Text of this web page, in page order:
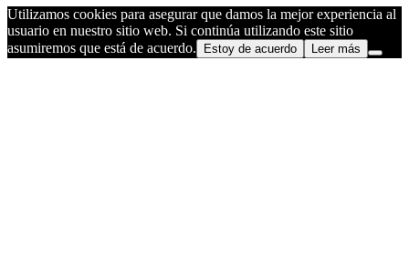
Utilizamos cookies para asegurar que damos la mejor experiencia al
usuario en nuestro sitio web. Si continúa utilizando este sitio
asumiremos que está de acuerdo.
Estoy de acuerdo Leer más